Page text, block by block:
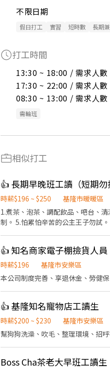
不限日期
假日打工 實習 短時數 長期
打工時間
13:30 ~ 18:00 / 需求人數
17:30 ~ 22:00 / 需求人數
08:30 ~ 13:00 / 需求人數
需輪班
相似打工
👍 長期早晚班工讀（短期勿
時薪$196 ~ $250
基隆市暖暖區
1.煮茶、泡茶、調配飲品、吧台、清潔衛生及外送服務等門
👍 知名商家電子棚撿貨人員
時薪$196
基隆市安樂區
👍 基隆知名寵物店工讀生
時薪$200 ~ $230
基隆市安樂區
幫狗狗洗澡、吹毛、整理環境、招
Boss Cha茶老大早班工讀生